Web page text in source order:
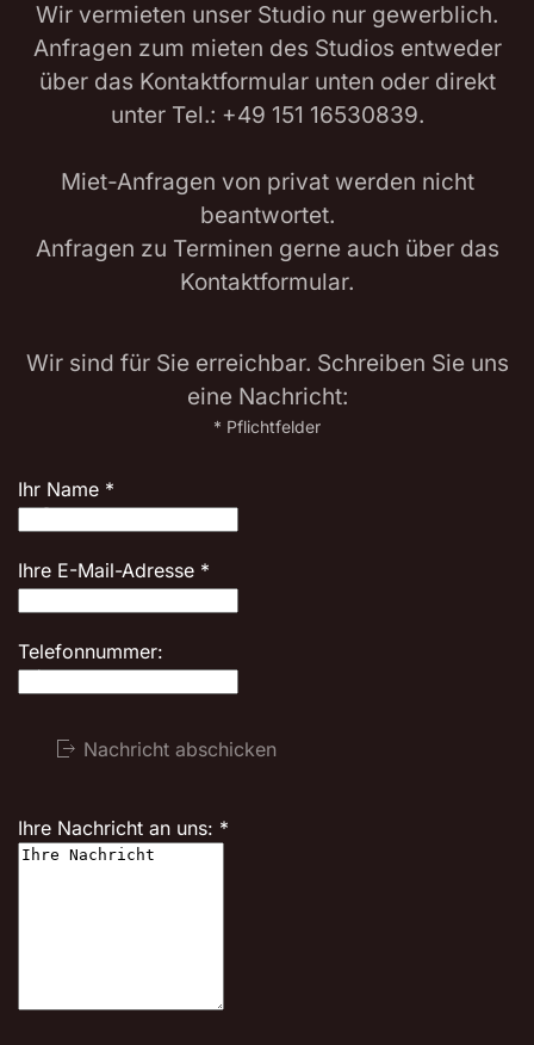
Wir vermieten unser Studio nur gewerblich.
Anfragen zum mieten des Studios entweder
über das Kontaktformular unten oder direkt
unter Tel.: +49 151 16530839.
Miet-Anfragen von privat werden nicht
beantwortet.
Anfragen zu Terminen gerne auch über das
Kontaktformular.
Wir sind für Sie erreichbar. Schreiben Sie uns
eine Nachricht:
* Pflichtfelder
Ihr Name *
Ihre E-Mail-Adresse *
Telefonnummer:
Nachricht abschicken
Ihre Nachricht an uns: *